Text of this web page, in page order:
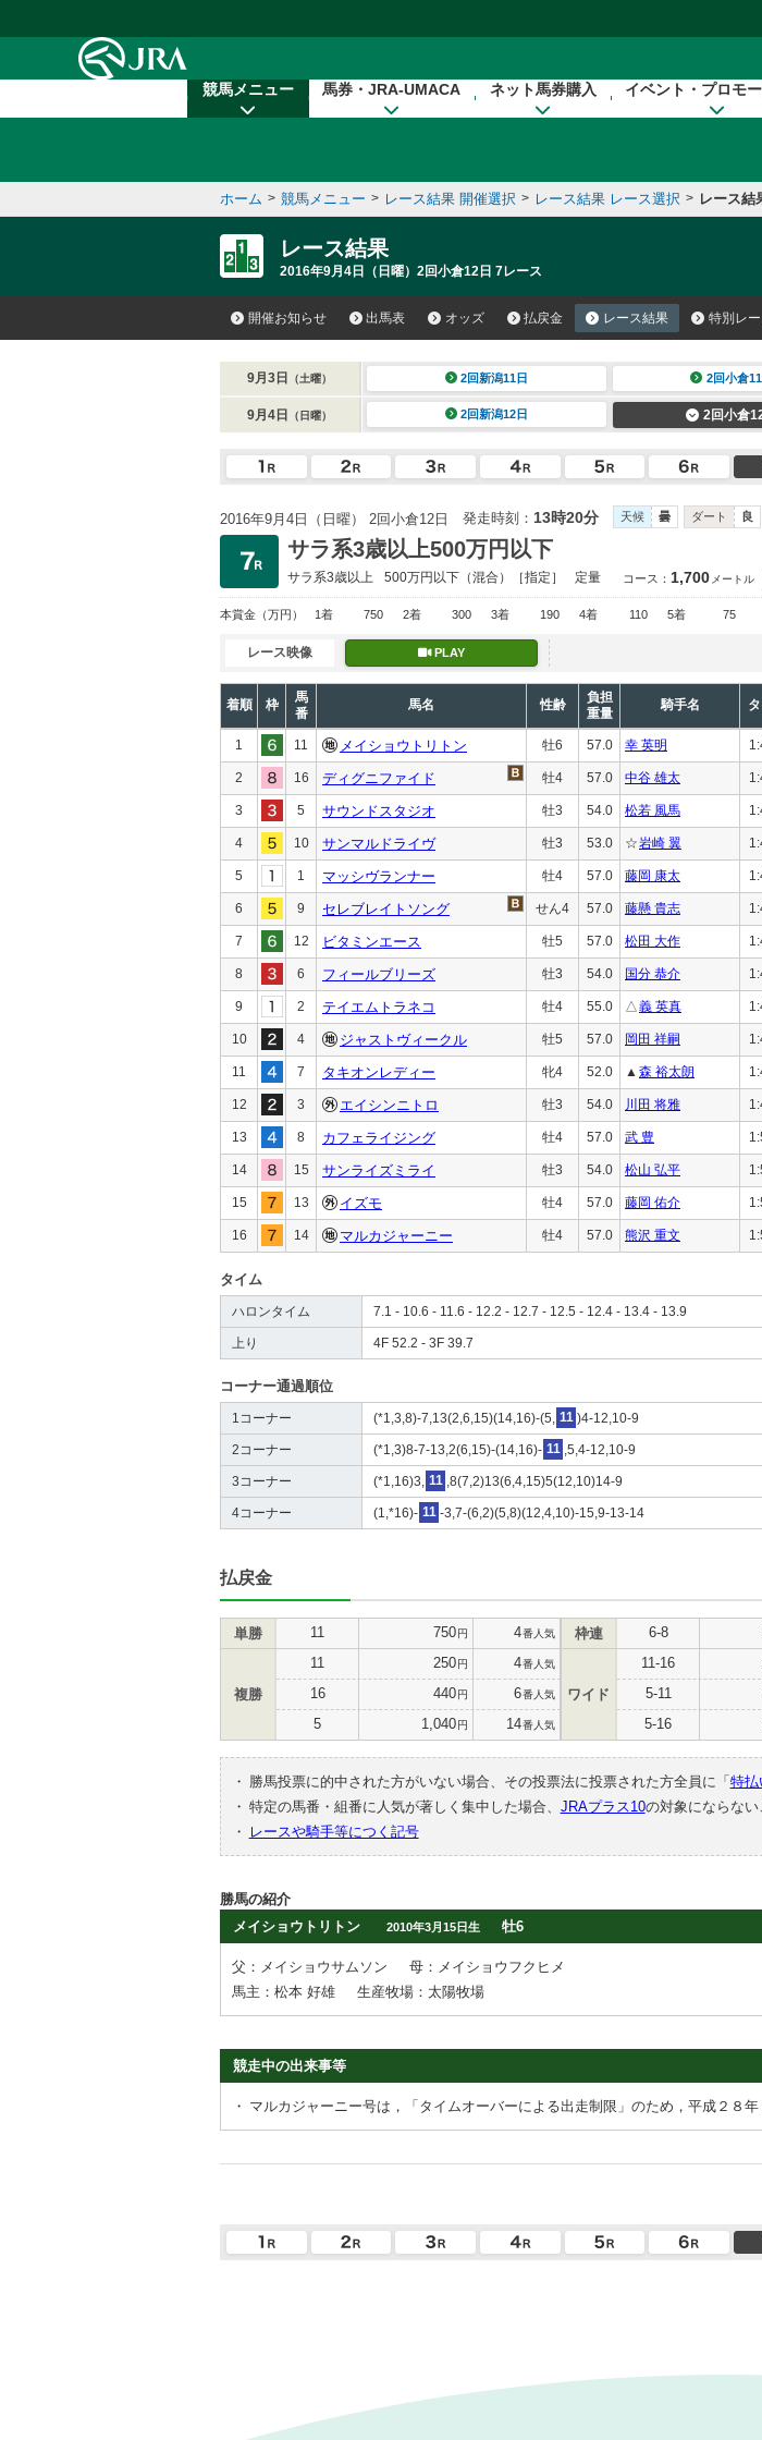
競馬メニュー 馬券・JRA-UMACA ネット馬券購入 イベント・プロモ
ホーム > 競馬メニュー > レース結果 開催選択 > レース結果 レース選択 > レース結
レース結果
2016年9月4日（日曜）2回小倉12日 7レース
開催お知らせ 出馬表 オッズ 払戻金 レース結果 特別レ
9月3日 （土曜） 2回新潟11日 2回小倉
9月4日 （日曜） 2回新潟12日 2回小倉
2016年9月4日（日曜） 2回小倉12日 発走時刻： 13時20分 天候 曇 ダート 良
サラ系3歳以上500万円以下
サラ系3歳以上 500万円以下 （混合）［指定］ 定量 コース： 1,700 メートル
本賞金 （万円） 1着 750 2着 300 3着 190 4着 110 5着 75
レース映像 PLAY
着順 枠
馬
番
馬名 性齢
負担
重量
騎手名
1 11 メイショウトリトン 牡6 57.0 幸 英明
2 16 ディグニファイド 牡4 57.0 中谷 雄太
3 5 サウンドスタジオ 牡3 54.0 松若 風馬
4 10 サンマルドライヴ 牡3 53.0 ☆岩崎 翼
5 1 マッシヴランナー 牡4 57.0 藤岡 康太
6 9 セレブレイトソング せん4 57.0 藤懸 貴志
7 12 ビタミンエース 牡5 57.0 松田 大作
8 6 フィールブリーズ 牡3 54.0 国分 恭介
9 2 テイエムトラネコ 牡4 55.0 △義 英真
10 4 ジャストヴィークル 牡5 57.0 岡田 祥嗣
11 7 タキオンレディー 牝4 52.0 ▲ 森 裕太朗
12 3 エイシンニトロ 牡3 54.0 川田 将雅
13 8 カフェライジング 牡4 57.0 武 豊
14 15 サンライズミライ 牡3 54.0 松山 弘平
15 13 イズモ 牡4 57.0 藤岡 佑介
16 14 マルカジャーニー 牡4 57.0 熊沢 重文
タイム
ハロンタイム 7.1 - 10.6 - 11.6 - 12.2 - 12.7 - 12.5 - 12.4 - 13.4 - 13.9
上り 4F 52.2 - 3F 39.7
コーナー通過順位
1コーナー (*1,3,8)-7,13(2,6,15)(14,16)-(5, 11 )4-12,10-9
2コーナー (*1,3)8-7-13,2(6,15)-(14,16)- 11 ,5,4-12,10-9
3コーナー (*1,16)3, 11 ,8(7,2)13(6,4,15)5(12,10)14-9
4コーナー (1,*16)- 11 -3,7-(6,2)(5,8)(12,4,10)-15,9-13-14
払戻金
単勝 11 750円 4番人気
複勝
11 250円 4番人気
16 440円 6番人気
5 1,040円 14番人気
枠連 6-8
ワイド
11-16
5-11
5-16
・ 勝馬投票に的中された方がいない場合、その投票法に投票された方全員に「 特払
・ 特定の馬番・組番に人気が著しく集中した場合、 JRAプラス10の対象にならない
・
レースや騎手等につく記号
勝馬の紹介
メイショウトリトン
2010年3月15日生 牡6
父：メイショウサムソン
母：メイショウフクヒメ
馬主：松本 好雄
生産牧場：太陽牧場
競走中の出来事等
・ マルカジャーニー号は，「タイムオーバーによる出走制限」のため，平成２８